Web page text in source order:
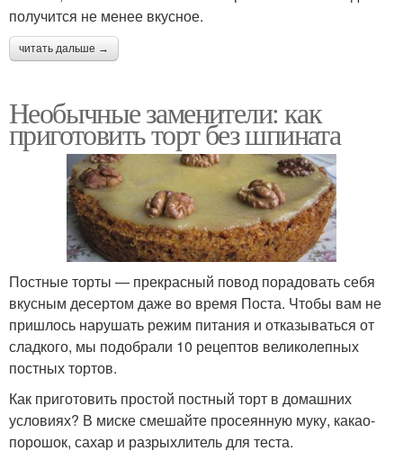
получится не менее вкусное.
читать дальше →
Необычные заменители: как
приготовить торт без шпината
Постные торты — прекрасный повод порадовать себя
вкусным десертом даже во время Поста. Чтобы вам не
пришлось нарушать режим питания и отказываться от
сладкого, мы подобрали 10 рецептов великолепных
постных тортов.
Как приготовить простой постный торт в домашних
условиях? В миске смешайте просеянную муку, какао-
порошок, сахар и разрыхлитель для теста.